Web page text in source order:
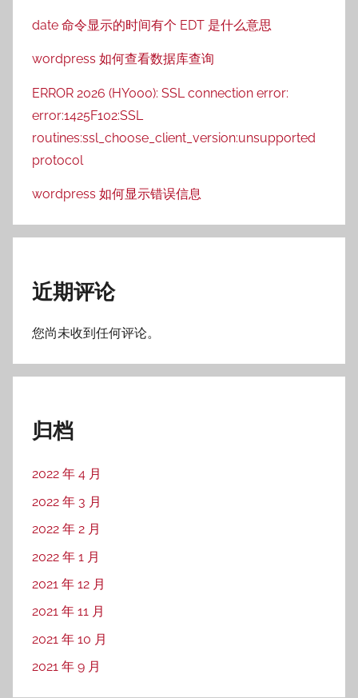
date 命令显示的时间有个 EDT 是什么意思
wordpress 如何查看数据库查询
ERROR 2026 (HY000): SSL connection error:
error:1425F102:SSL
routines:ssl_choose_client_version:unsupported
protocol
wordpress 如何显示错误信息
近期评论
您尚未收到任何评论。
归档
2022 年 4 月
2022 年 3 月
2022 年 2 月
2022 年 1 月
2021 年 12 月
2021 年 11 月
2021 年 10 月
2021 年 9 月